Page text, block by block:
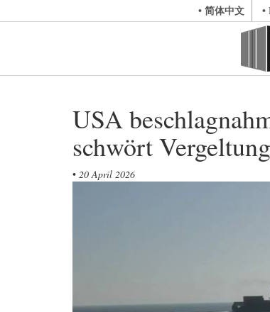
• 简体中文 •
USA
schwört Vergeltung
• 20 April 2026